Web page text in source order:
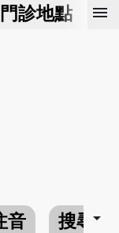
門診地點 預
menu
音 搜尋arrow_drop_down